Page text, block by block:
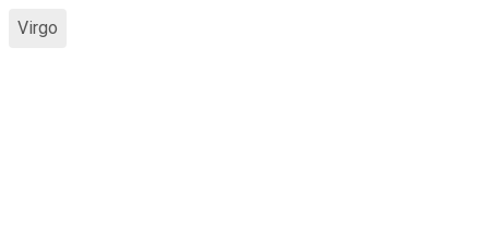
Virgo